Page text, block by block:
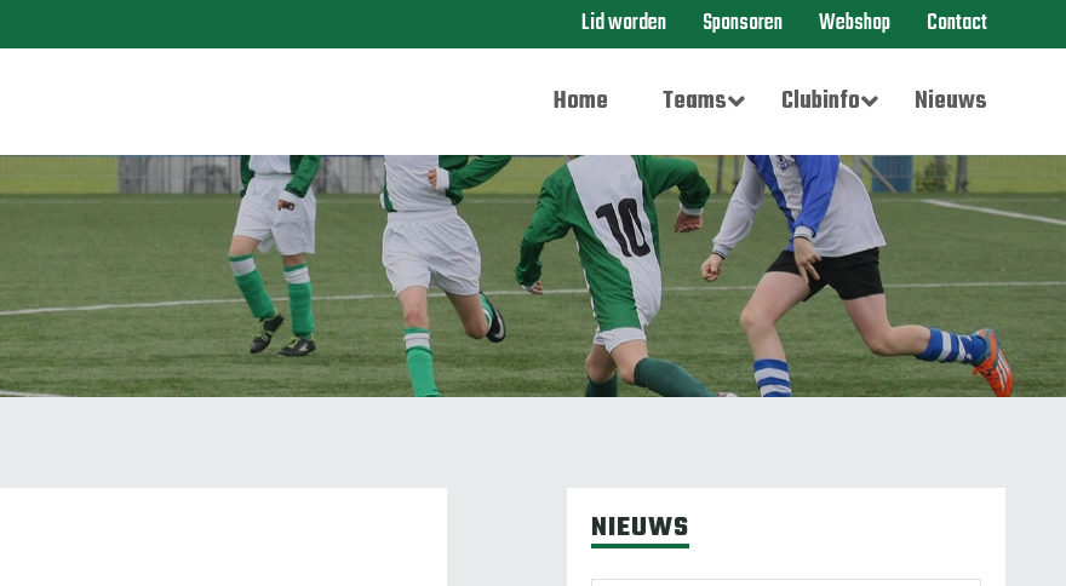
Lid worden Sponsoren Webshop Contact
Home Teams Clubinfo Nieuws
NIEUWS